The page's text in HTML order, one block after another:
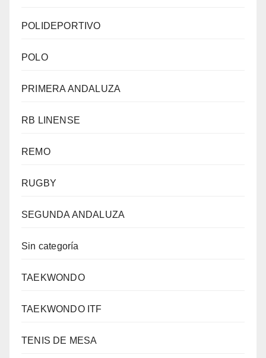
POLIDEPORTIVO
POLO
PRIMERA ANDALUZA
RB LINENSE
REMO
RUGBY
SEGUNDA ANDALUZA
Sin categoría
TAEKWONDO
TAEKWONDO ITF
TENIS DE MESA